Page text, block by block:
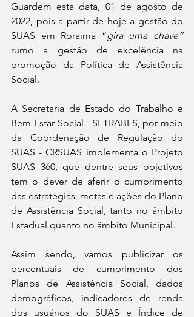
Guardem esta data, 01 de agosto de
2022, pois a partir de hoje a gestão do
SUAS em Roraima “gira uma chave”
rumo a gestão de excelência na
promoção da Política de Assistência
Social.
A Secretaria de Estado do Trabalho e
Bem-Estar Social - SETRABES, por meio
da Coordenação de Regulação do
SUAS - CRSUAS implementa o Projeto
SUAS 360, que dentre seus objetivos
tem o dever de aferir o cumprimento
das estratégias, metas e ações do Plano
de Assistência Social, tanto no âmbito
Estadual quanto no âmbito Municipal.
Assim sendo, vamos publicizar os
percentuais de cumprimento dos
Planos de Assistência Social, dados
demográficos, indicadores de renda
dos usuários do SUAS e Índice de